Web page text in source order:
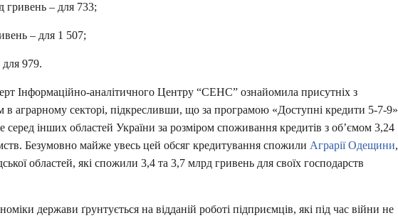
гривень – для 733;
– для 1 507;
979.
Інформаційно-аналітичного Центру “СЕНС” ознайомила присутніх з
в аграрному секторі, підкресливши, що за програмою «Доступні кредити 5-7-9»
серед інших областей України за розміром споживання кредитів з об’ємом 3,24
Безумовно майже увесь цей обсяг кредитування спожили Аграрії Одещини,
областей, які спожили 3,4 та 3,7 млрд гривень для своїх господарств
держави ґрунтується на відданій роботі підприємців, які під час війни не